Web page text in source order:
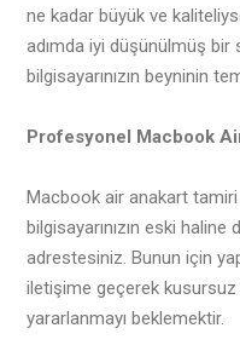
ne kadar büyük ve
adımda iyi düşünülmüş bir
bilgisayarınızın beyninin
Profesyonel Macbook
Macbook air anakart
bilgisayarınızın eski
adrestesiniz. Bunun için
iletişime geçerek
yararlanmayı beklemektir.